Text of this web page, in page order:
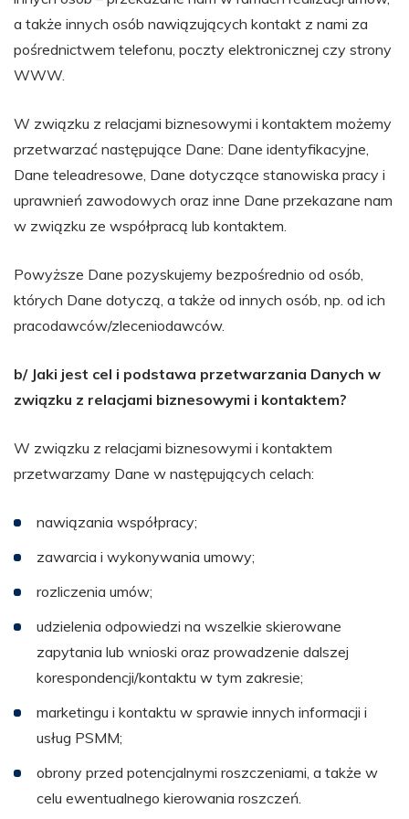
a także innych osób nawiązujących kontakt z nami za
pośrednictwem telefonu, poczty elektronicznej czy strony
WWW.
W związku z relacjami biznesowymi i kontaktem możemy
przetwarzać następujące Dane: Dane identyfikacyjne,
Dane teleadresowe, Dane dotyczące stanowiska pracy i
uprawnień zawodowych oraz inne Dane przekazane nam
w związku ze współpracą lub kontaktem.
Powyższe Dane pozyskujemy bezpośrednio od osób,
których Dane dotyczą, a także od innych osób, np. od ich
pracodawców/zleceniodawców.
b/ Jaki jest cel i podstawa przetwarzania Danych w
związku z relacjami biznesowymi i kontaktem?
W związku z relacjami biznesowymi i kontaktem
przetwarzamy Dane w następujących celach:
nawiązania współpracy;
zawarcia i wykonywania umowy;
rozliczenia umów;
udzielenia odpowiedzi na wszelkie skierowane
zapytania lub wnioski oraz prowadzenie dalszej
korespondencji/kontaktu w tym zakresie;
marketingu i kontaktu w sprawie innych informacji i
usług PSMM;
obrony przed potencjalnymi roszczeniami, a także w
celu ewentualnego kierowania roszczeń.